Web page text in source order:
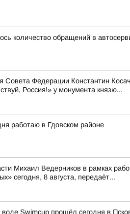
количество обращений в
Совета Федерации Константин
Россия!» у монумента князю...
работаю в Гдовском районе
Михаил Ведерников в рамках
сегодня, 8 августа, передаёт...
Swimcup прошёл сегодня в